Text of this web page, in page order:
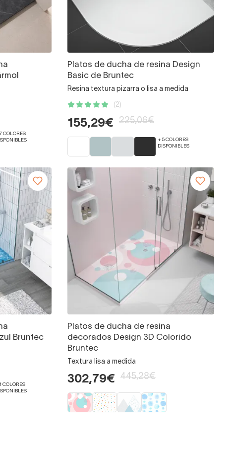
COLORES
Platos de ducha de resina Design
Basic de Bruntec
Resina textura pizarra o lisa a medida
(2)
155,29€ 225,06€
+ 5 COLORES
DISPONIBLES
Bruntec
COLORES
Platos de ducha de resina
decorados Design 3D Colorido
Bruntec
Textura lisa a medida
302,79€ 445,28€